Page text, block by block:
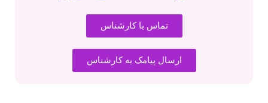
تماس با کارشناس
ارسال پیامک به کارشناس